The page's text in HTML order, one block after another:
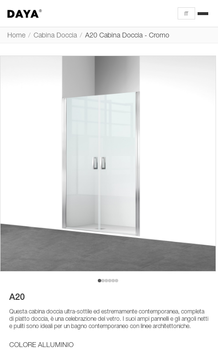
IT
Home / Cabina Doccia / A20 Cabina Doccia - Cromo
A20
Questa cabina doccia ultra-sottile ed estremamente contemporanea, completa
di piatto doccia, è una celebrazione del vetro. I suoi ampi pannelli e gli angoli netti
e puliti sono ideali per un bagno contemporaneo con linee architettoniche.
COLORE ALLUMINIO